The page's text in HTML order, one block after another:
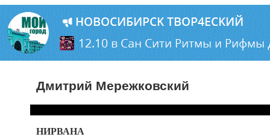
Дмитрий Мережковский
НИРВАНА